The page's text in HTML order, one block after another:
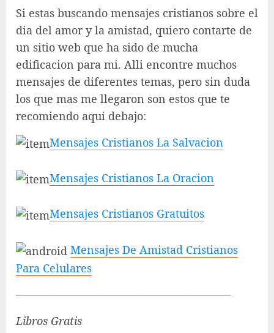
Si estas buscando mensajes cristianos sobre el
dia del amor y la amistad, quiero contarte de
un sitio web que ha sido de mucha
edificacion para mi. Alli encontre muchos
mensajes de diferentes temas, pero sin duda
los que mas me llegaron son estos que te
recomiendo aqui debajo:
Mensajes Cristianos La Salvacion
Mensajes Cristianos La Oracion
Mensajes Cristianos Gratuitos
Mensajes De Amistad Cristianos
Para Celulares
———————————————————–
Libros Gratis